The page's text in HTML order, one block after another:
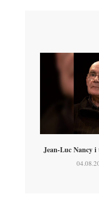
Jean-Luc Nancy